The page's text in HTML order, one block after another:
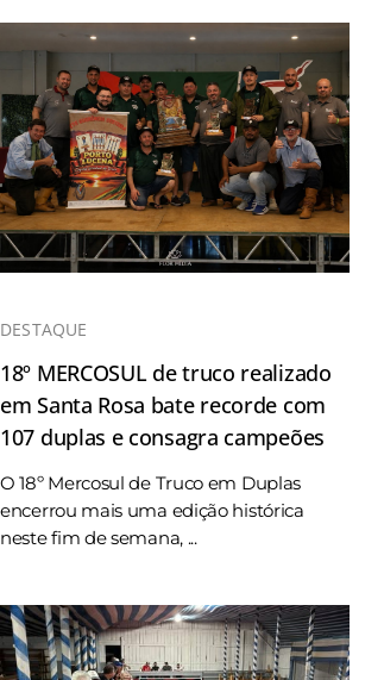
DESTAQUE
18º MERCOSUL de truco realizado
em Santa Rosa bate recorde com
107 duplas e consagra campeões
O 18º Mercosul de Truco em Duplas
encerrou mais uma edição histórica
neste fim de semana, ...